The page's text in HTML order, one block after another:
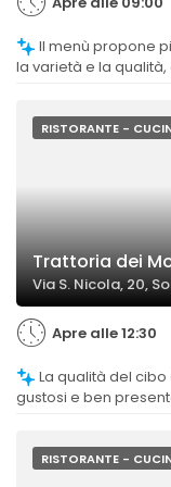
la varietà e la
RISTORANTE -
Trattoria dei
Via S. Nicola, 20,
Apre alle 12:30
gustosi e ben
RISTORANTE -